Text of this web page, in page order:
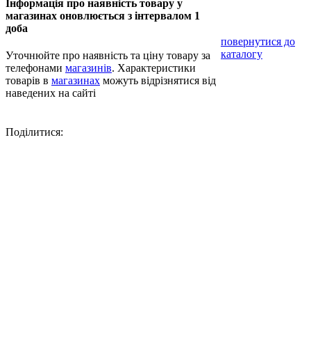
Інформація про наявність товару у
магазинах оновлюється з інтервалом 1
доба
Уточнюйте про наявність та ціну товару за
телефонами магазинів. Характеристики
товарів в магазинах можуть відрізнятися від
наведених на сайті
повернутися до
каталогу
Поділитися: